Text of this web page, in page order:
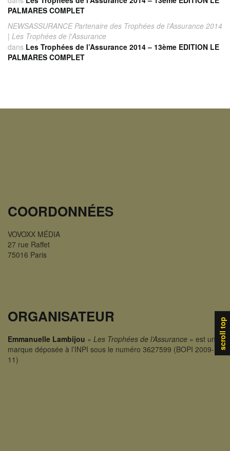
PALMARES COMPLET
NEWSASSURANCE Partenaire des Trophées de l’Assurance 2014
| Les Trophées de l'Assurance
dans Les Trophées de l’Assurance 2014 – 13ème EDITION LE
PALMARES COMPLET
COORDONNÉES
VOVOXX MÉDIA
27 rue Raffet
75016 Paris
ORGANISATEUR
Emmanuelle Lambijou « Les Trophées de l’Assurance » est une
marque déposée à l’INPI sous le numéro 3627599 (BOPI 2009-
11)
scroll top